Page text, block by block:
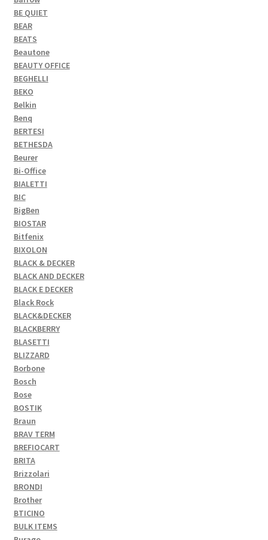
BE QUIET
BEAR
BEATS
Beautone
BEAUTY OFFICE
BEGHELLI
BEKO
Belkin
Benq
BERTESI
BETHESDA
Beurer
Bi-Office
BIALETTI
BIC
BigBen
BIOSTAR
Bitfenix
BIXOLON
BLACK & DECKER
BLACK AND DECKER
BLACK E DECKER
Black Rock
BLACK&DECKER
BLACKBERRY
BLASETTI
BLIZZARD
Borbone
Bosch
Bose
BOSTIK
Braun
BRAV TERM
BREFIOCART
BRITA
Brizzolari
BRONDI
Brother
BTICINO
BULK ITEMS